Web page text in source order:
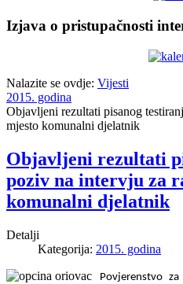
Izjava o pristupačnosti
Nalazite se ovdje: Vijesti
2015. godina
Objavljeni rezultati pisanog
mjesto komunalni djelatnik
Objavljeni rezultati
poziv na intervju za
komunalni djelatnik
Detalji
Kategorija: 2015. godina
Povjerenstvo